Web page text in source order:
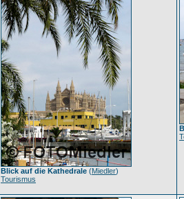
Blick auf die Kathedrale (Miedler)
Tourismus